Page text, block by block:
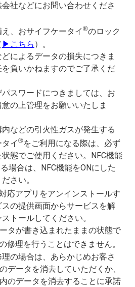
社などにお問い合わせくださ
、おサイフケータイ ®のロック
▶ こちら ）。
によるデータの損失につきま
負いかねますのでご了承くだ
スワードにつきましては、お
の上管理をお願いいたしま
などの引火性ガスが発生する
イ®をご利用になる際は、必ず
態でご使用ください。NFC機能
場合は、NFC機能をONにした
さい。
応アプリをアンインストールす
の提供画面からサービスを解
トールしてください。
タが書き込まれたままの状態で
修理を行うことはできません。
の場合は、あらかじめお客さ
データを消去していただくか、
のデータを消去することに承諾